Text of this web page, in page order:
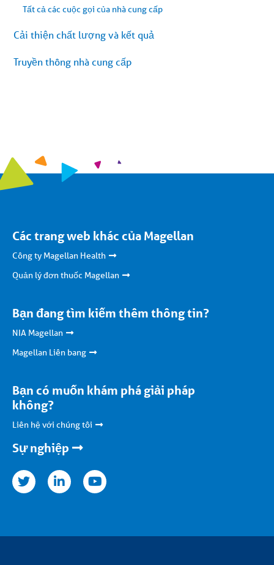
Tất cả các cuộc gọi của nhà cung cấp
Cải thiện chất lượng và kết quả
Truyền thông nhà cung cấp
Các trang web khác của Magellan
Công ty Magellan Health
Quản lý đơn thuốc Magellan
Bạn đang tìm kiếm thêm thông tin?
NIA Magellan
Magellan Liên bang
Bạn có muốn khám phá giải pháp
không?
Liên hệ với chúng tôi
Sự nghiệp
youtube